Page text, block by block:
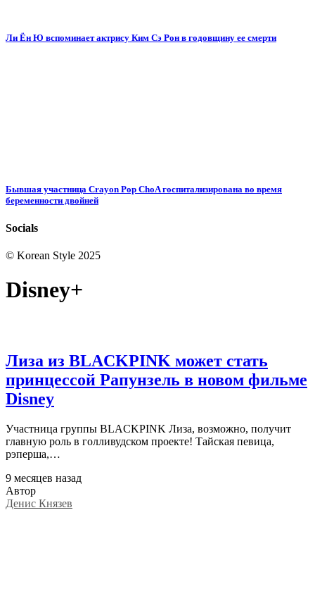
Ли Ён Ю вспоминает актрису Ким Сэ Рон в годовщину ее смерти
Бывшая участница Crayon Pop ChoA госпитализирована во время
беременности двойней
Socials
© Korean Style 2025
Disney+
Лиза из BLACKPINK может стать
принцессой Рапунзель в новом фильме
Disney
Участница группы BLACKPINK Лиза, возможно, получит
главную роль в голливудском проекте! Тайская певица,
рэперша,…
9 месяцев назад
Автор
Денис Князев